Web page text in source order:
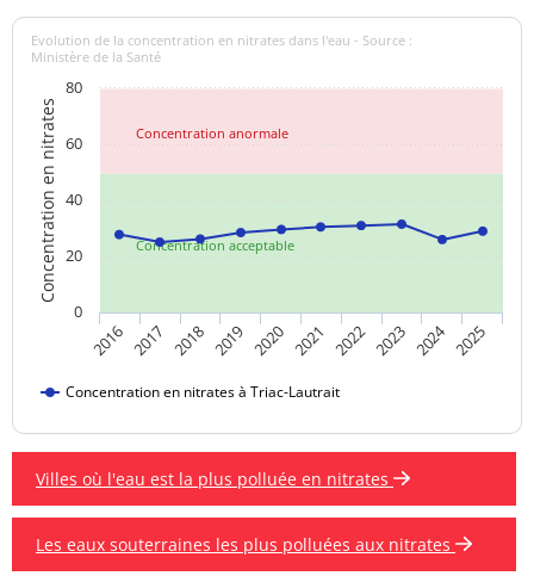
Concentration acceptable
Concentration anormale
Concentration en nitrates
Evolution de la concentration en nitrates dans l'eau - Source :
Ministère de la Santé
Concentration en nitrates à Triac-Lautrait
2016 2017 2018 2019 2020 2021 2022 2023 2024 2025
0
20
40
60
80
Villes où l'eau est la plus polluée en nitrates
Les eaux souterraines les plus polluées aux nitrates